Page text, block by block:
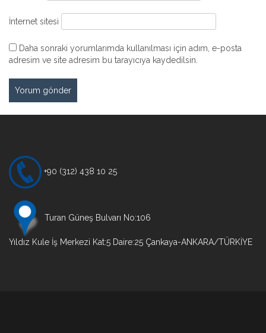
İnternet sitesi
Daha sonraki yorumlarımda kullanılması için adım, e-posta
adresim ve site adresim bu tarayıcıya kaydedilsin.
+90 (312) 438 10 25
Turan Güneş Bulvarı No:106
Yıldız Kule İş Merkezi Kat:5 Daire:25 Çankaya-ANKARA/TÜRKİYE